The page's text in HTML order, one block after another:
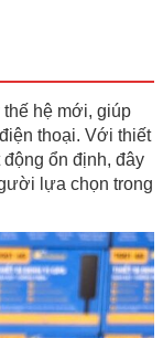
hệ mới, giúp
thoại. Với thiết
ổn định, đây
lựa chọn trong